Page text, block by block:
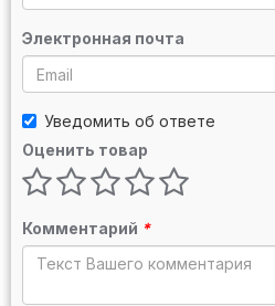
Электронная почта
Уведомить об ответе
Оценить товар
Комментарий *